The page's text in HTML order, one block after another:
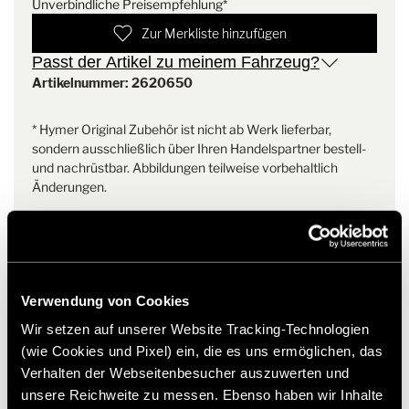
Verwendung von Cookies
Wir setzen auf unserer Website Tracking-Technologien
(wie Cookies und Pixel) ein, die es uns ermöglichen, das
Verhalten der Webseitenbesucher auszuwerten und
unsere Reichweite zu messen. Ebenso haben wir Inhalte
praktischem Reißverschluss.
Unverbindliche Preisempfehlung*
Zur Merkliste hinzufügen
Passt der Artikel zu meinem Fahrzeug?
Artikelnummer: 2620650
* Hymer Original Zubehör ist nicht ab Werk lieferbar,
sondern ausschließlich über Ihren Handelspartner bestell-
und nachrüstbar. Abbildungen teilweise vorbehaltlich
Änderungen.